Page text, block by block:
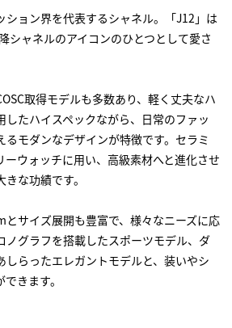
ション界を代表するシャネル。「J12」は
シャネルのアイコンのひとつとして愛さ
取得モデルも多数あり、軽く丈夫なハ
したハイスペックながら、日常のファッ
るモダンなデザインが特徴です。セラミ
ーウォッチに用い、高級素材へと進化させ
な功績です。
サイズ展開も豊富で、様々なニーズに応
ノグラフを搭載したスポーツモデル、ダ
しらったエレガントモデルと、装いやシ
きます。